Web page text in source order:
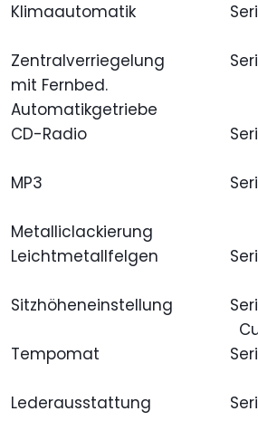
Klimaautomatik
Zentralverriegelung
mit Fernbed.
Automatikgetriebe
CD-Radio
MP3
Metalliclackierung
Leichtmetallfelgen
Sitzhöheneinstellung
Tempomat
Lederausstattung